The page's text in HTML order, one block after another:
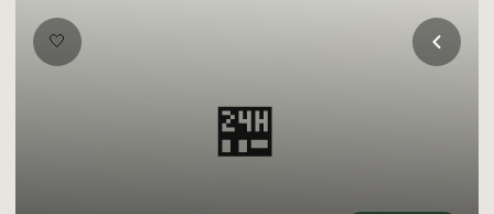
تخطي إلى المحتوى الرئيسي
🏪
🤍